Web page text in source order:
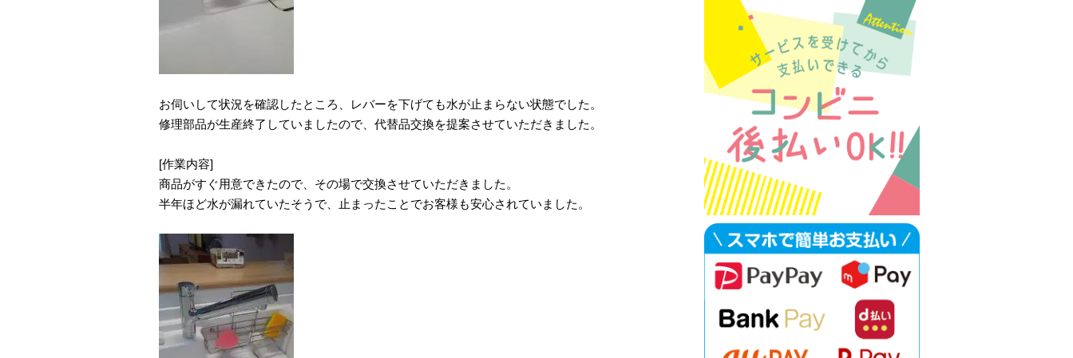
お伺いして状況を確認したところ、レバーを下げても水が止まらない状態でした。
修理部品が生産終了していましたので、代替品交換を提案させていただきました。
[作業内容]
商品がすぐ用意できたので、その場で交換させていただきました。
半年ほど水が漏れていたそうで、止まったことでお客様も安心されていました。